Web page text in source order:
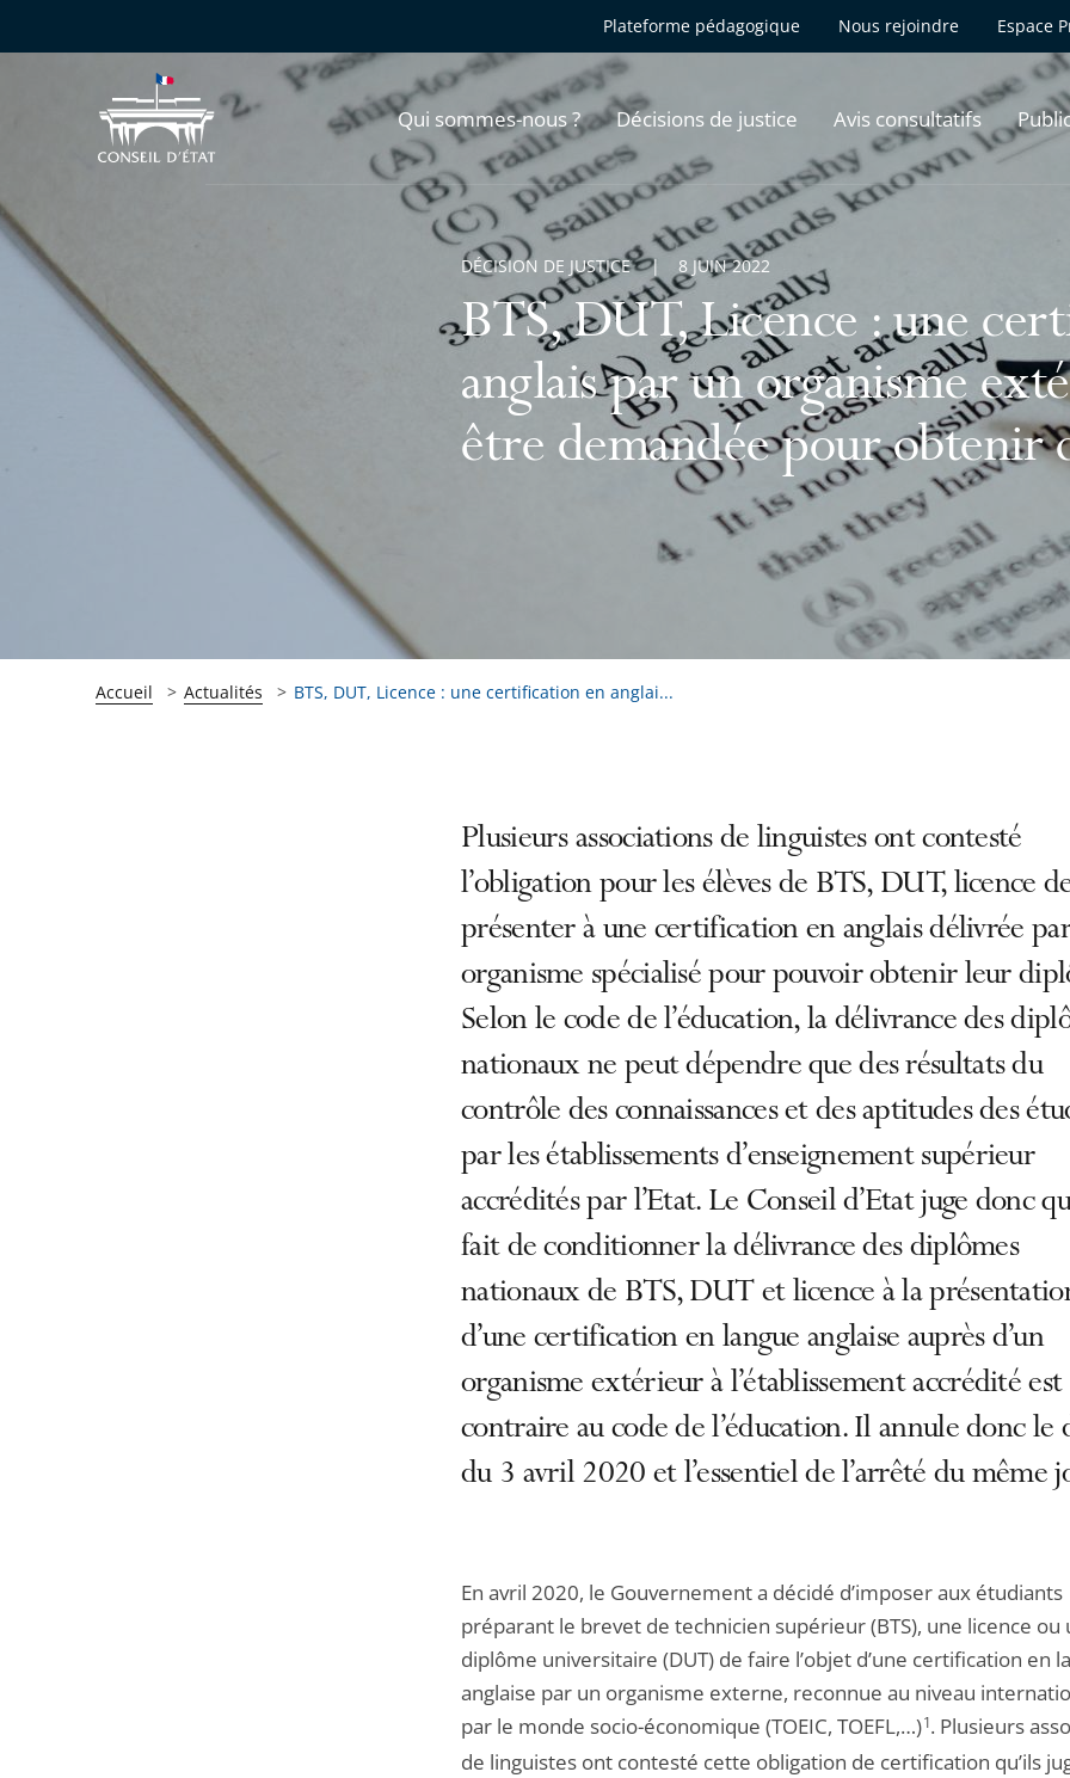
Plateforme pédagogique Nous rejoindre Espace
Qui sommes-nous ? Décisions de justice Avis consultatifs
BTS, DUT, Licence : une
anglais par un organisme
être demandée pour obtenir
DÉCISION DE JUSTICE 8 JUIN 2022
Accueil Actualités BTS, DUT, Licence : une certification en anglai...
Plusieurs associations de linguistes ont contesté
l’obligation pour les élèves de BTS, DUT, licence
présenter à une certification en anglais délivrée
organisme spécialisé pour pouvoir obtenir leur
Selon le code de l’éducation, la délivrance des
nationaux ne peut dépendre que des résultats du
contrôle des connaissances et des aptitudes des
par les établissements d’enseignement supérieur
accrédités par l’Etat. Le Conseil d’Etat juge donc
fait de conditionner la délivrance des diplômes
nationaux de BTS, DUT et licence à la
d’une certification en langue anglaise auprès d’un
organisme extérieur à l’établissement accrédité est
contraire au code de l’éducation. Il annule donc le
du 3 avril 2020 et l’essentiel de l’arrêté du même
En avril 2020, le Gouvernement a décidé d’imposer aux étudiants
préparant le brevet de technicien supérieur (BTS), une licence ou
diplôme universitaire (DUT) de faire l’objet d’une certification en
anglaise par un organisme externe, reconnue au niveau
par le monde socio-économique (TOEIC, TOEFL,…)1. Plusieurs
de linguistes ont contesté cette obligation de certification qu’ils